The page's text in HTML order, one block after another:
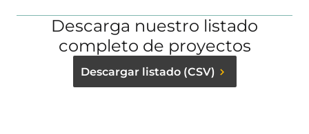
Descarga nuestro listado
completo de proyectos
Descargar listado (CSV)